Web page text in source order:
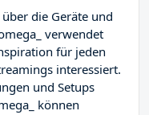
die Geräte und
verwendet
für jeden
interessiert.
und Setups
können